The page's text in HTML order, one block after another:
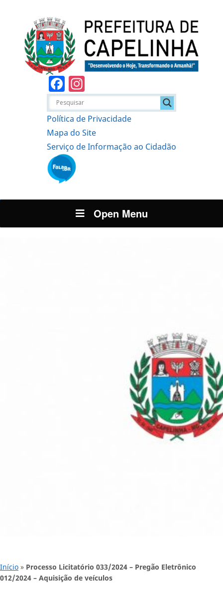
Facebook
Política de Privacidade
Mapa do Site
Serviço de Informação ao Cidadão
Open Menu
Início » Processo Licitatório 033/2024 – Pregão Eletrônico
012/2024 – Aquisição de veículos